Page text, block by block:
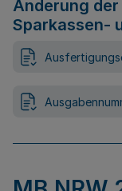
Änderung
Sparkassen-